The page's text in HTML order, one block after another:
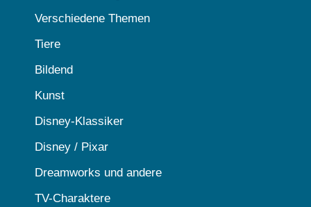
Verschiedene Themen
Tiere
Bildend
Kunst
Disney-Klassiker
Disney / Pixar
Dreamworks und andere
TV-Charaktere